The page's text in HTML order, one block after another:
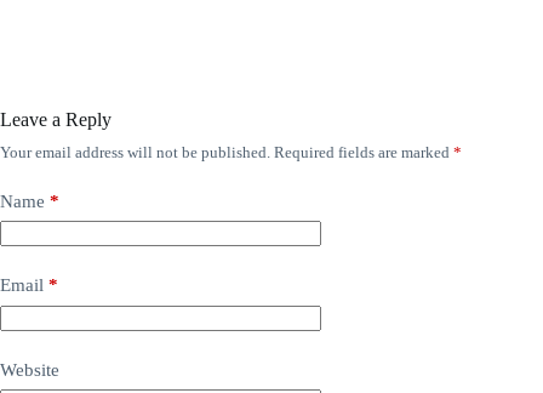
Leave a Reply
Your email address will not be published. Required fields are marked *
Name *
Email *
Website